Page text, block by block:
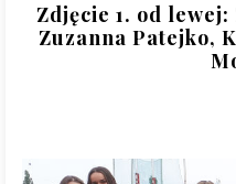
Zdjęcie 1. od
Zuzanna Patejko,